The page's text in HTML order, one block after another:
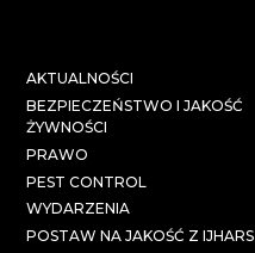
AKTUALNOŚCI
BEZPIECZEŃSTWO I JAKOŚĆ
ŻYWNOŚCI
PRAWO
PEST CONTROL
WYDARZENIA
POSTAW NA JAKOŚĆ Z IJHARS